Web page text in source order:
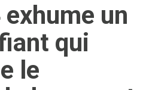
un
qui
le